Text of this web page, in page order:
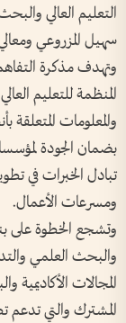
التعليم العالي
سهيل المزروعي
وتهدف مذكرة التفاهم
المنظمة للتعليم
والمعلومات المتعلقة
بضمان الجودة
تبادل الخبرات في
ومسرعات الأعمال.
وتشجع الخطوة على
والبحث العلمي
المجالات الأكاديمية
المشترك والتي تدعم